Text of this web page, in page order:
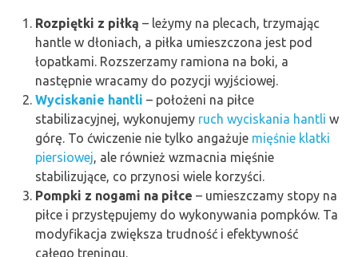
Rozpiętki z piłką – leżymy na plecach, trzymając
hantle w dłoniach, a piłka umieszczona jest pod
łopatkami. Rozszerzamy ramiona na boki, a
następnie wracamy do pozycji wyjściowej.
Wyciskanie hantli – położeni na piłce
stabilizacyjnej, wykonujemy ruch wyciskania hantli w
górę. To ćwiczenie nie tylko angażuje mięśnie klatki
piersiowej, ale również wzmacnia mięśnie
stabilizujące, co przynosi wiele korzyści.
Pompki z nogami na piłce – umieszczamy stopy na
piłce i przystępujemy do wykonywania pompków. Ta
modyfikacja zwiększa trudność i efektywność
całego treningu.